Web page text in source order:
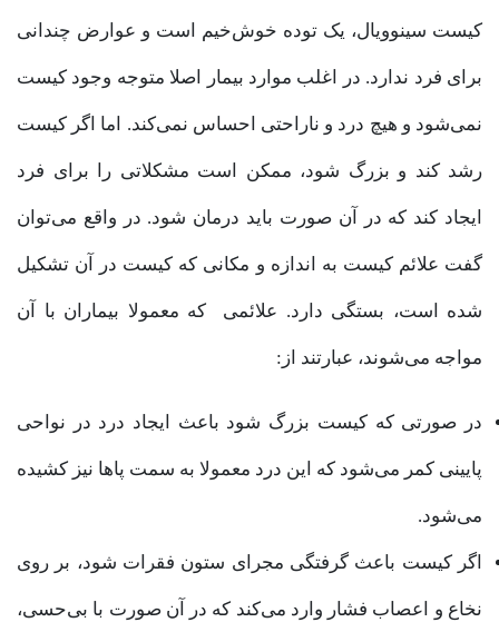
کیست سینوویال، یک توده خوش‌خیم است و عوارض چندانی
برای فرد ندارد. در اغلب موارد بیمار اصلا متوجه وجود کیست
نمی‌شود و هیچ درد و ناراحتی احساس نمی‌کند. اما اگر کیست
رشد کند و بزرگ شود، ممکن است مشکلاتی را برای فرد
ایجاد کند که در آن صورت باید درمان شود. در واقع می‌توان
گفت علائم کیست به اندازه و مکانی که کیست در آن تشکیل
شده است، بستگی دارد. علائمی که معمولا بیماران با آن
مواجه می‌شوند، عبارتند از:
در صورتی که کیست بزرگ شود باعث ایجاد درد در نواحی
پایینی کمر می‌شود که این درد معمولا به سمت پاها نیز کشیده
می‌شود.
اگر کیست باعث گرفتگی مجرای ستون فقرات شود، بر روی
نخاع و اعصاب فشار وارد می‌کند که در آن صورت با بی‌حسی،